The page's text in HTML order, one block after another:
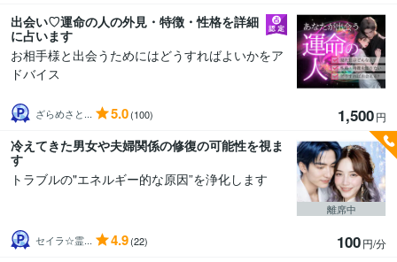
出会い♡運命の人の外見・特徴・性格を詳細
に占います
お相手様と出会うためにはどうすればよいかをア
ドバイス
ざらめさと... 5.0(100) 1,500円
冷えてきた男女や夫婦関係の修復の可能性を視ま
す
トラブルの"エネルギー的な原因”を浄化します
セイラ☆霊... 4.9(22) 100円/分
離席中